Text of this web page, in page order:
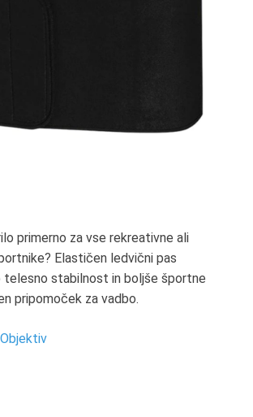
primerno za vse rekreativne ali
Elastičen ledvični pas
telesno stabilnost in boljše športne
pripomoček za vadbo.